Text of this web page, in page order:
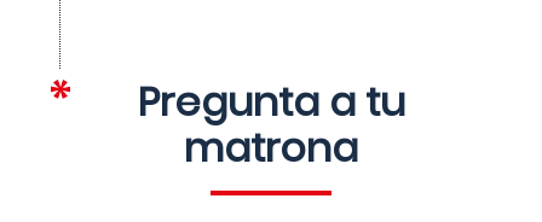
Pregunta a tu
matrona